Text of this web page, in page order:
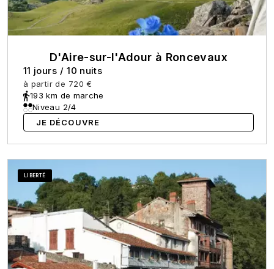
D'Aire-sur-l'Adour à Roncevaux
11 jours / 10 nuits
à partir de 720 €
193 km de marche
Niveau 2/4
JE DÉCOUVRE
LIBERTÉ